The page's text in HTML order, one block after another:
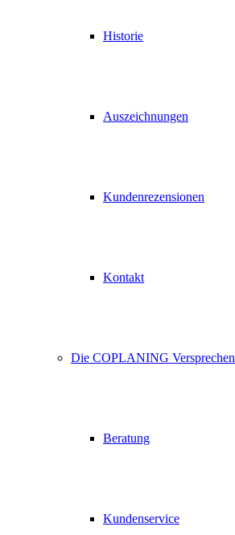
Historie
Auszeichnungen
Kundenrezensionen
Kontakt
Die COPLANING Versprechen
Beratung
Kundenservice